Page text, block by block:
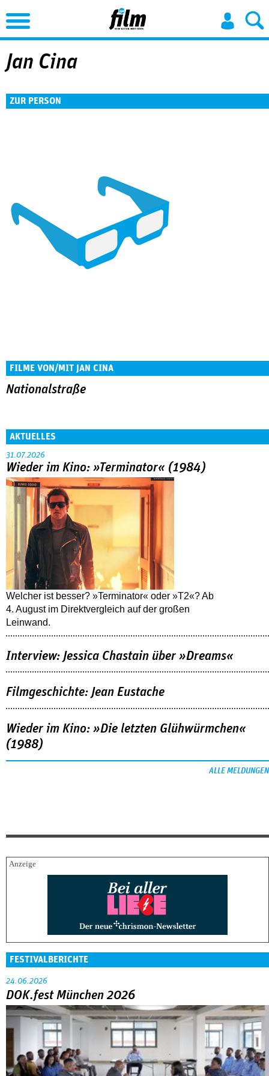
Jump to Navigation
Jan Cina
ZUR PERSON
FILME VON/MIT JAN CINA
Nationalstraße
AKTUELLES
31.07.2026
Wieder im Kino: »Terminator« (1984)
Welcher ist besser? »Terminator« oder »T2«? Ab
4. August im Direktvergleich auf der großen
Leinwand.
Interview: Jessica Chastain über »Dreams«
Filmgeschichte: Jean Eustache
Wieder im Kino: »Die letzten Glühwürmchen«
(1988)
ALLE MELDUNGEN
FESTIVALBERICHTE
24.06.2026
DOK.fest München 2026